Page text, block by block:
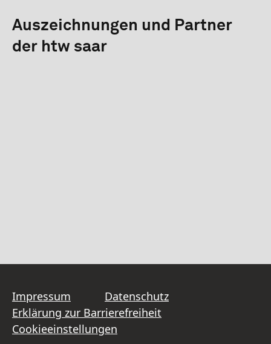
Auszeichnungen und Partner
der htw saar
Impressum
Datenschutz
Erklärung zur Barrierefreiheit
Cookieeinstellungen